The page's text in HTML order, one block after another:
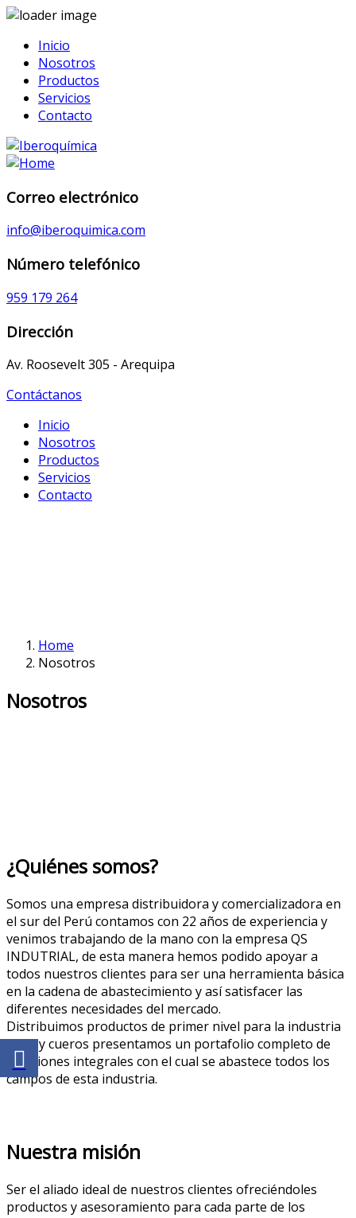
Inicio
Nosotros
Productos
Servicios
Contacto
Correo electrónico
info@iberoquimica.com
Número telefónico
959 179 264
Dirección
Av. Roosevelt 305 - Arequipa
Contáctanos
Inicio
Nosotros
Productos
Servicios
Contacto
Home
Nosotros
Nosotros
¿Quiénes somos?
Somos una empresa distribuidora y comercializadora en
el sur del Perú contamos con 22 años de experiencia y
venimos trabajando de la mano con la empresa QS
INDUTRIAL, de esta manera hemos podido apoyar a
todos nuestros clientes para ser una herramienta básica
en la cadena de abastecimiento y así satisfacer las
diferentes necesidades del mercado.
Distribuimos productos de primer nivel para la industria
textil y cueros presentamos un portafolio completo de
soluciones integrales con el cual se abastece todos los
campos de esta industria.
Nuestra misión
Ser el aliado ideal de nuestros clientes ofreciéndoles
productos y asesoramiento para cada parte de los